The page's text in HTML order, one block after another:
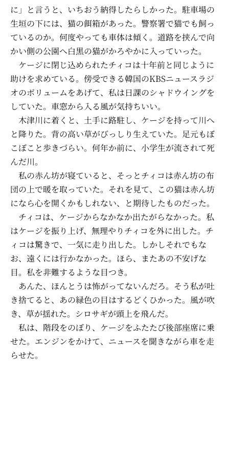
に」と言うと、いちおう納得したらしかった。駐車場の
生垣の下には、猫の餌箱があった。警察署で猫でも飼っ
ているのか。何度やっても車体は傾く。道路を挟んで向
かい側の公園へ白黒の猫がかろやかに入っていった。
ケージに閉じ込められたチィコは十年前と同じように
助けを求めている。傍受できる韓国のKBSニュースラジ
オのボリュームをあげて、私は日課のシャドウイングを
していた。車窓から入る風が気持ちいい。
木津川に着くと、土手に路駐し、ケージを持って川へ
と降りた。背の高い草がびっしり生えていた。足元もぼ
こぼこと歩きづらい。何年か前に、小学生が流されて死
んだ川。
私の赤ん坊が寝ていると、そっとチィコは赤ん坊の布
団の上で暖を取っていた。それを見て、この猫は赤ん坊
になら心を開くかもしれない、と期待したものだった。
チィコは、ケージからなかなか出たがらなかった。私
はケージを振り上げ、無理やりチィコを外に出した。チ
ィコは驚きで、一気に走り出した。しかしそれでもな
お、遠くには行かなかった。ほら、またあの不安げな
目。私を非難するような目つき。
あんた、ほんとうは怖がってないんだろ。そう私が吐
き捨てると、あの緑色の目はするどくひかった。風が吹
き、草が揺れた。シロサギが頭上を飛んだ。
私は、階段をのぼり、ケージをふたたび後部座席に乗
せた。エンジンをかけて、ニュースを聞きながら車を走
らせた。